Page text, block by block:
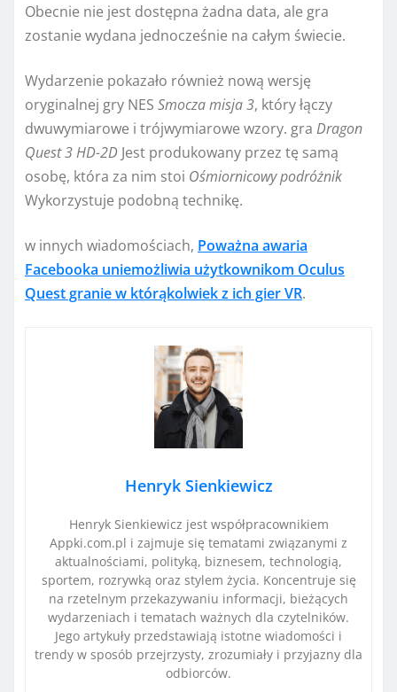
Obecnie nie jest dostępna żadna data, ale gra
zostanie wydana jednocześnie na całym świecie.
Wydarzenie pokazało również nową wersję
oryginalnej gry NES Smocza misja 3, który łączy
dwuwymiarowe i trójwymiarowe wzory. gra Dragon
Quest 3 HD-2D Jest produkowany przez tę samą
osobę, która za nim stoi Ośmiornicowy podróżnik
Wykorzystuje podobną technikę.
w innych wiadomościach, Poważna awaria
Facebooka uniemożliwia użytkownikom Oculus
Quest granie w którąkolwiek z ich gier VR.
Henryk Sienkiewicz
Henryk Sienkiewicz jest współpracownikiem
Appki.com.pl i zajmuje się tematami związanymi z
aktualnościami, polityką, biznesem, technologią,
sportem, rozrywką oraz stylem życia. Koncentruje się
na rzetelnym przekazywaniu informacji, bieżących
wydarzeniach i tematach ważnych dla czytelników.
Jego artykuły przedstawiają istotne wiadomości i
trendy w sposób przejrzysty, zrozumiały i przyjazny dla
odbiorców.